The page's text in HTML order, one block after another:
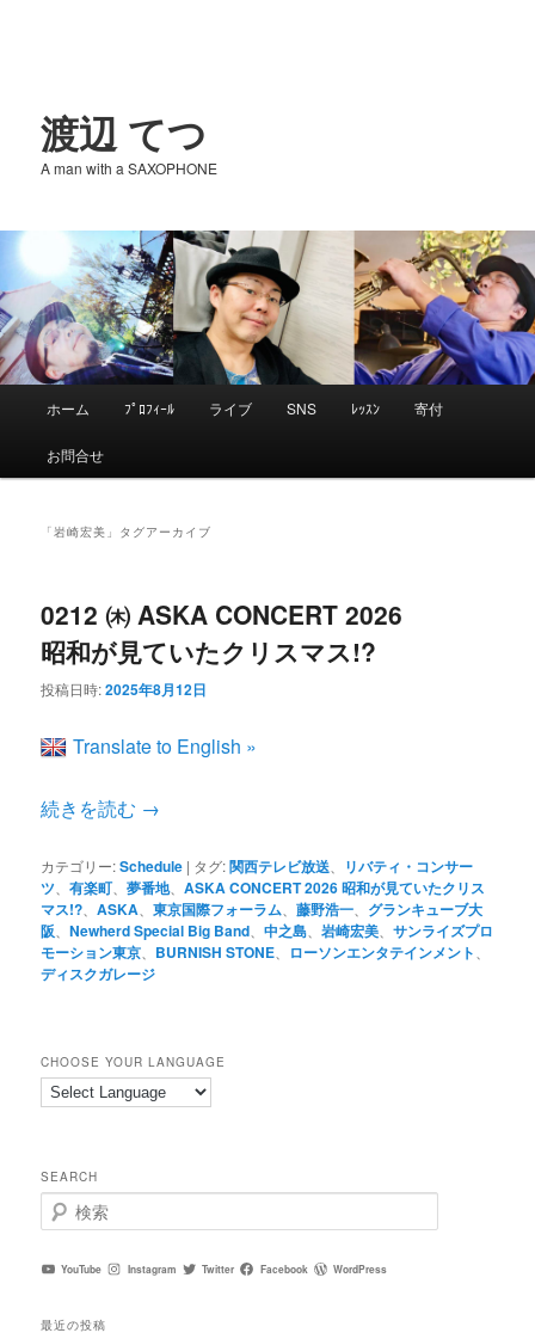
渡辺 てつ
A man with a SAXOPHONE
メ
イ
ン
コ
ン
テ
ン
ツ
へ
移
サ
ブ
コ
ン
テ
ン
ツ
へ
移
動
ホーム ﾌﾟﾛﾌｨｰﾙ ライブ SNS ﾚｯｽﾝ 寄付
お問合せ
「岩崎宏美 」タグアーカイブ
0212 ㈭ ASKA CONCERT 2026
昭和が見ていたクリスマス!?
投稿日時:2025年8月12日
Translate to English »
続きを読む →
カテゴリー:Schedule | タグ:関西テレビ放送
リバティ・コンサー
ツ 、有楽町、夢番地、ASKA CONCERT 2026 昭和が見ていたクリス
マス!? 、ASKA 、東京国際フォーラム 、藤野浩一
グランキューブ大
阪 、Newherd Special Big Band 、中之島 、岩崎宏美 、サンライズプロ
モーション東京
BURNISH STONE ローソンエンタテインメント
ディスクガレージ
CHOOSE YOUR LANGUAGE
SEARCH
検
索
YouTube Instagram Twitter Facebook WordPress
最近の投稿